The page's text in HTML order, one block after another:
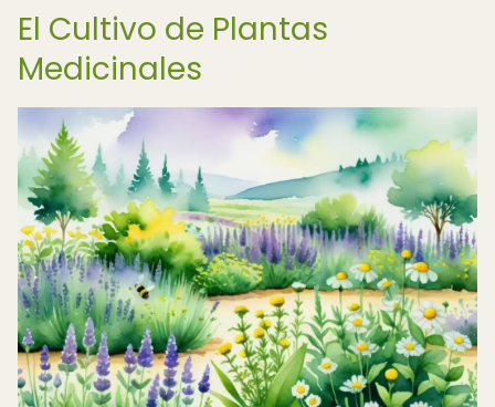
El Cultivo de Plantas
Medicinales